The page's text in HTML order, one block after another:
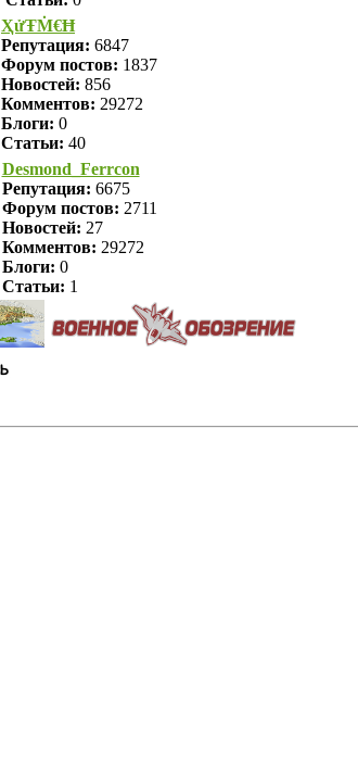
ҲửŦṀ€Ħ
Репутация: 6847
Форум постов: 1837
Новостей: 856
Комментов: 29272
Блоги: 0
Статьи: 40
Desmond_Ferrcon
Репутация: 6675
Форум постов: 2711
Новостей: 27
Комментов: 29272
Блоги: 0
Статьи: 1